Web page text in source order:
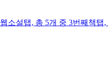
웹소설탭, 총 5개 중 3번째 책탭,